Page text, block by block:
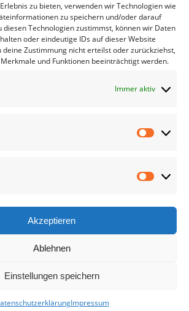
zu bieten, verwenden wir Technologien wie
zu speichern und/oder darauf
diesen Technologien zustimmst, können wir Daten
oder eindeutige IDs auf dieser Website
deine Zustimmung nicht erteilst oder zurückziehst,
und Funktionen beeinträchtigt werden.
Immer aktiv
Akzeptieren
Ablehnen
Einstellungen speichern
Impressum
Bürgerbüro Coswig
Lommatzsch
Mitglied werden
Meißen